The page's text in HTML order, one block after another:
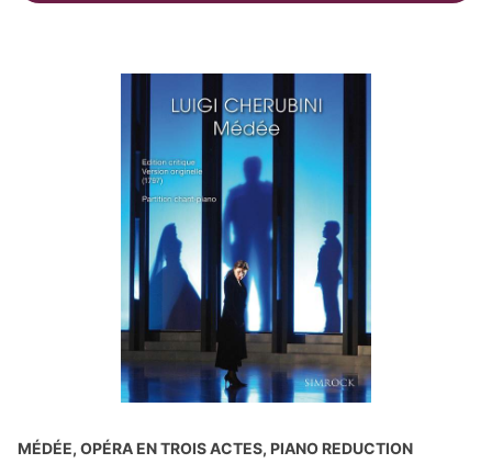
MÉDÉE, OPÉRA EN TROIS ACTES, PIANO REDUCTION